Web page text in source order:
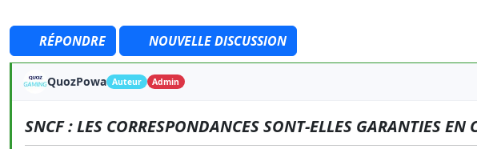
RÉPONDRE NOUVELLE DISCUSSION
QuozPowa Auteur Admin
SNCF : LES CORRESPONDANCES SONT-ELLES GARANTIES EN